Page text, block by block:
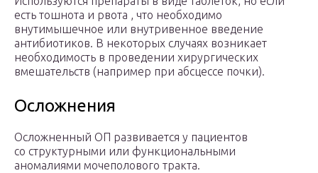
есть тошнота и рвота , что необходимо
внутимышечное или внутривенное введение
антибиотиков. В некоторых случаях возникает
необходимость в проведении хирургических
вмешательств (например при абсцессе почки).
Осложнения
Осложненный ОП развивается у пациентов
со структурными или функциональными
аномалиями мочеполового тракта.